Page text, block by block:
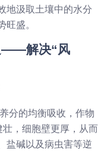
地汲取土壤中的水分
旺盛。
——解决“风
分的均衡吸收，作物
壮，细胞壁更厚，从而
盐碱以及病虫害等逆